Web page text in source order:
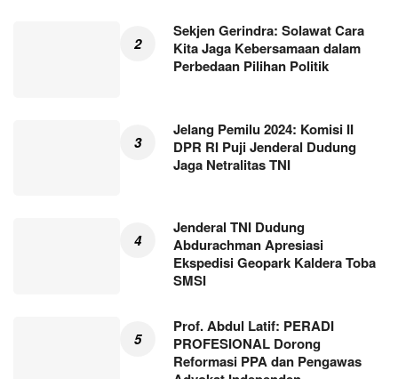
Sekjen Gerindra: Solawat Cara
Kita Jaga Kebersamaan dalam
Perbedaan Pilihan Politik
Jelang Pemilu 2024: Komisi II
DPR RI Puji Jenderal Dudung
Jaga Netralitas TNI
Jenderal TNI Dudung
Abdurachman Apresiasi
Ekspedisi Geopark Kaldera Toba
SMSI
Prof. Abdul Latif: PERADI
PROFESIONAL Dorong
Reformasi PPA dan Pengawas